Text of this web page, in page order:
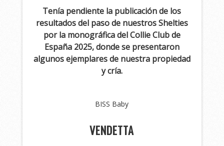
Tenía pendiente la publicación de los
resultados del paso de nuestros Shelties
por la monográfica del Collie Club de
España 2025, donde se presentaron
algunos ejemplares de nuestra propiedad
y cría.
BISS Baby
VENDETTA